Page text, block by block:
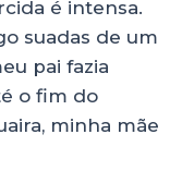
é intensa.
suadas de um
pai fazia
o fim do
minha mãe